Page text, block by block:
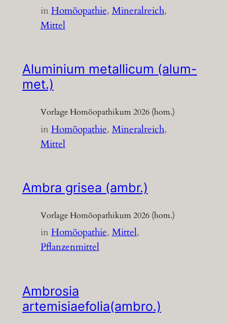
inHomöopathie, Mineralreich
Mittel
Aluminium metallicum (alum-
met.)
Vorlage Homöopathikum 2026 (hom.)
inHomöopathie, Mineralreich
Mittel
Ambra grisea (ambr.)
Vorlage Homöopathikum 2026 (hom.)
inHomöopathie, Mittel
Pflanzenmittel
Ambrosia
artemisiaefolia(ambro.)